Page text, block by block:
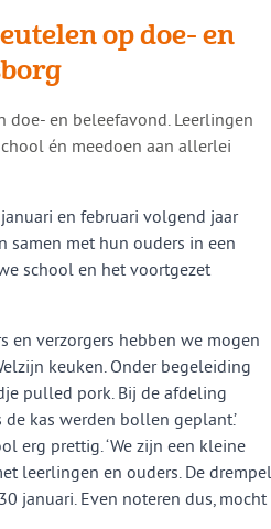
op doe- en
doe- en beleefavond. Leerlingen
én meedoen aan allerlei
en februari volgend jaar
samen met hun ouders in een
school en het voortgezet
en verzorgers hebben we mogen
keuken. Onder begeleiding
pulled pork. Bij de afdeling
kas werden bollen geplant.’
erg prettig. ‘We zijn een kleine
leerlingen en ouders. De drempel
januari. Even noteren dus, mocht